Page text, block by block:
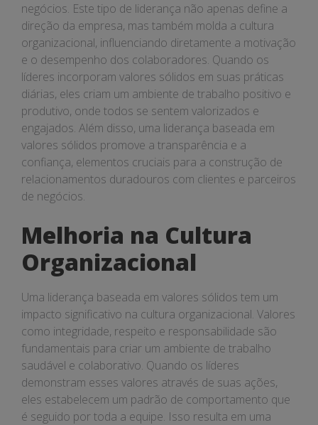
negócios. Este tipo de liderança não apenas define a
direção da empresa, mas também molda a cultura
organizacional, influenciando diretamente a motivação
e o desempenho dos colaboradores. Quando os
líderes incorporam valores sólidos em suas práticas
diárias, eles criam um ambiente de trabalho positivo e
produtivo, onde todos se sentem valorizados e
engajados. Além disso, uma liderança baseada em
valores sólidos promove a transparência e a
confiança, elementos cruciais para a construção de
relacionamentos duradouros com clientes e parceiros
de negócios.
Melhoria na Cultura
Organizacional
Uma liderança baseada em valores sólidos tem um
impacto significativo na cultura organizacional. Valores
como integridade, respeito e responsabilidade são
fundamentais para criar um ambiente de trabalho
saudável e colaborativo. Quando os líderes
demonstram esses valores através de suas ações,
eles estabelecem um padrão de comportamento que
é seguido por toda a equipe. Isso resulta em uma